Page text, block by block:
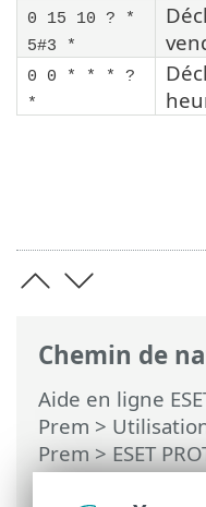
Chemin de
Aide en ligne
Prem > Utilisation
Prem>ESET
principal>
0 15 10 ? *
5#3 *
0 0 * * * ?
*